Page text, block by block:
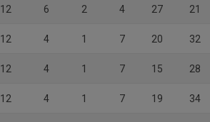
12 6 2 4 27 21
12 4 1 7 20 32
12 4 1 7 15 28
12 4 1 7 19 34